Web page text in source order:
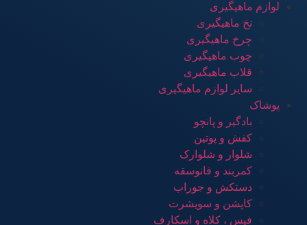
لوازم ماهیگیری
نخ ماهیگیری
چرخ ماهیگیری
چوب ماهیگیری
قلاب ماهیگیری
سایر لوازم ماهیگیری
پوشاک
بادگیر و پانچو
کفش و پوتین
شلوار و شلوارک
کمربند و فانوسقه
دستکش و جوراب
کاپشن و سویشرت
فیس ، کلاه و اسکارف